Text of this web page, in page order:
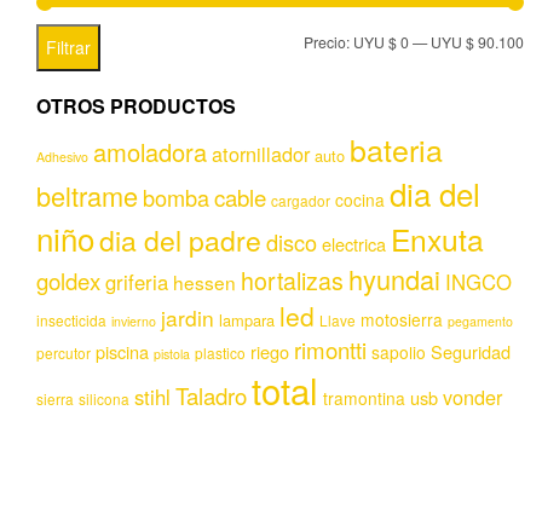
Filtrar Precio: UYU $ 0—UYU $ 90.100
OTROS PRODUCTOS
Adhesivo amoladoraatornillador auto bateria
beltramebombacable cargador cocina dia del
niñodia del padrediscoelectrica Enxuta
goldexgriferia hessen hortalizas hyundai INGCO
insecticida invierno jardin lampara led Llave motosierra pegamento
percutor piscina pistola plastico riego rimontti sapolio Seguridad
sierra silicona stihl Taladrototal tramontina usbvonder